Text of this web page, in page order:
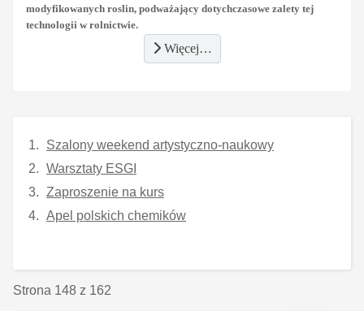
modyfikowanych roslin, podważający dotychczasowe zalety tej
technologii w rolnictwie.
Więcej…
Szalony weekend artystyczno-naukowy
Warsztaty ESGI
Zaproszenie na kurs
Apel polskich chemików
Strona 148 z 162